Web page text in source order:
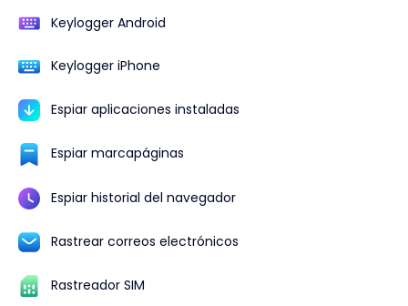
Keylogger Android
Keylogger iPhone
Espiar aplicaciones instaladas
Espiar marcapáginas
Espiar historial del navegador
Rastrear correos electrónicos
Rastreador SIM